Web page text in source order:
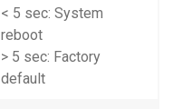
< 5 sec: System
reboot
> 5 sec: Factory
default